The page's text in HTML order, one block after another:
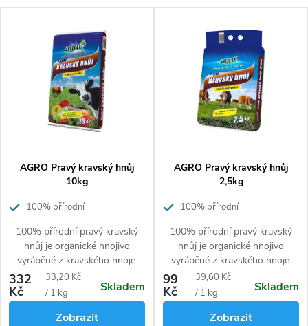
Nejprodávanější
Abecedně
t
AGRO Pravý kravský hnůj
10kg
100% přírodní
100% přírodní pravý kravský
hnůj je organické hnojivo
vyráběné z kravského hnoje.
Granulovaná forma hnojiva –
pro snadnější manipulaci
(sušené peletky)
332
Kč
Měrná
cena:
33,20 Kč
/ 1 kg
Skladem
Zobrazit
AGRO Pravý kravský hnůj
2,5kg
100% přírodní
100% přírodní pravý kravský
hnůj je organické hnojivo
vyráběné z kravského hnoje.
Granulovaná forma hnojiva –
pro snadnější manipulaci
(sušené peletky)
99
Kč
Měrná
cena:
39,60 Kč
/ 1 kg
Skladem
Zobrazit